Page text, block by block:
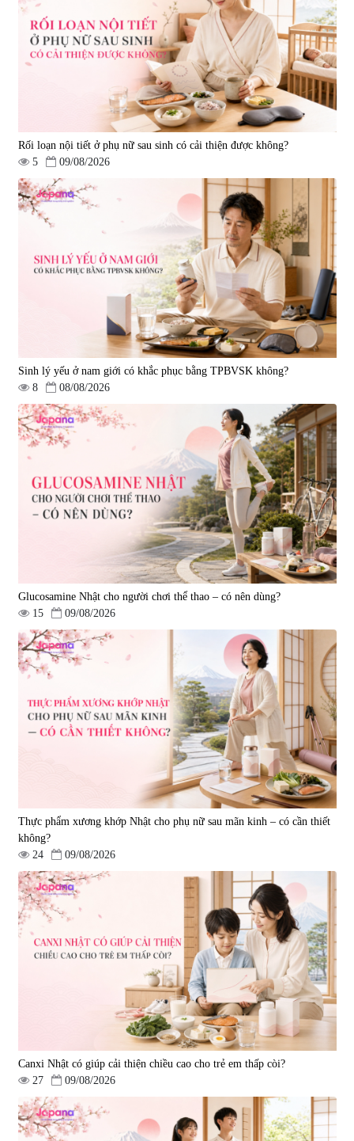
Ichoha Ekisu Plus - 90 viên
57.920
1.450.000 đ
trí nhớ DHA + EPA + Flaxseed
Oil 30 viên/gói - Date 02/2027
|52.346
225.000 đ
Tẩy tế bào chết Nichiei Bussan
Nano NMN+ Peeling Gel
1.490.000 đ
Viên uống hỗ trợ bền thành
mạch, ngừa tai biến Elastin Plus
& Nattokinase Hokoen 80 viên
|0
980.000 đ
Viên uống bổ gan Ribeto Shoji
Hepaclean 60 viên
690.000 đ
Viên uống hỗ trợ cải thiện thoát
vị đĩa đệm Kyoto Has 30 viên
|14.560
1.600.000 đ
Viên uống hỗ trợ giấc ngủ Fujina
Sleepy Nhật Bản 80 viên
Viên uống phòng ngừa & hỗ trợ
điều trị đột quỵ Biken Kinase
Gold 60 viên
|0
1.570.000 đ
Rối loạn nội tiết ở phụ nữ sau sinh có cải thiện được không?
5
09/08/2026
Sinh lý yếu ở nam giới có khắc phục bằng TPBVSK không?
8
08/08/2026
Glucosamine Nhật cho người chơi thể thao – có nên dùng?
15
09/08/2026
Thực phẩm xương khớp Nhật cho phụ nữ sau mãn kinh – có cần thiết
không?
24
09/08/2026
Canxi Nhật có giúp cải thiện chiều cao cho trẻ em thấp còi?
27
09/08/2026